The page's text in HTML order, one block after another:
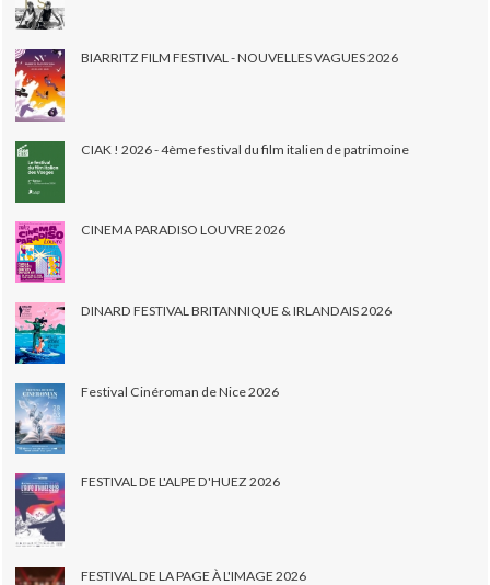
BIARRITZ FILM FESTIVAL - NOUVELLES VAGUES 2026
CIAK ! 2026 - 4ème festival du film italien de patrimoine
CINEMA PARADISO LOUVRE 2026
DINARD FESTIVAL BRITANNIQUE & IRLANDAIS 2026
Festival Cinéroman de Nice 2026
FESTIVAL DE L'ALPE D'HUEZ 2026
FESTIVAL DE LA PAGE À L'IMAGE 2026